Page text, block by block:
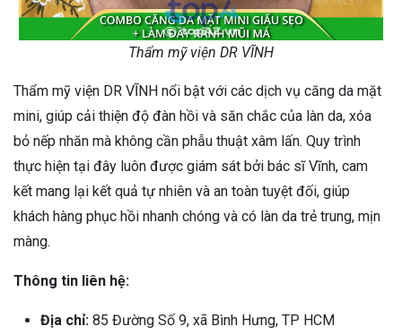
Thẩm mỹ viện DR VĨNH
Thẩm mỹ viện DR VĨNH nổi bật với các dịch vụ căng da mặt
mini, giúp cải thiện độ đàn hồi và săn chắc của làn da, xóa
bỏ nếp nhăn mà không cần phẫu thuật xâm lấn. Quy trình
thực hiện tại đây luôn được giám sát bởi bác sĩ Vĩnh, cam
kết mang lại kết quả tự nhiên và an toàn tuyệt đối, giúp
khách hàng phục hồi nhanh chóng và có làn da trẻ trung, mịn
màng.
Thông tin liên hệ:
Địa chỉ: 85 Đường Số 9, xã Bình Hưng, TP HCM